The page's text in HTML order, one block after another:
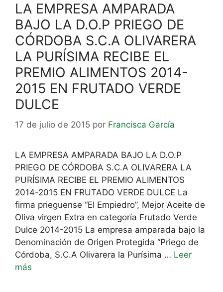
LA EMPRESA AMPARADA
BAJO LA D.O.P PRIEGO DE
CÓRDOBA S.C.A OLIVARERA
LA PURÍSIMA RECIBE EL
PREMIO ALIMENTOS 2014-
2015 EN FRUTADO VERDE
DULCE
17 de julio de 2015 por Francisca García
LA EMPRESA AMPARADA BAJO LA D.O.P
PRIEGO DE CÓRDOBA S.C.A OLIVARERA LA
PURÍSIMA RECIBE EL PREMIO ALIMENTOS
2014-2015 EN FRUTADO VERDE DULCE La
firma prieguense “El Empiedro”, Mejor Aceite de
Oliva virgen Extra en categoría Frutado Verde
Dulce 2014-2015 La empresa amparada bajo la
Denominación de Origen Protegida “Priego de
Córdoba, S.C.A Olivarera la Purísima … Leer
más